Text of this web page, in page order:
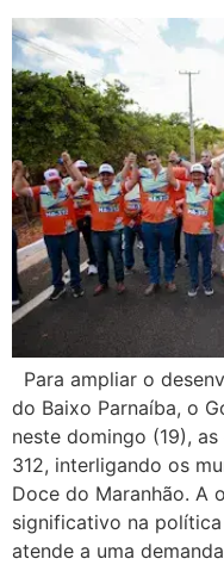
Para ampliar o
do Baixo Parnaíba, o
neste domingo (19),
312, interligando os
Doce do Maranhão. A
significativo na
atende a uma